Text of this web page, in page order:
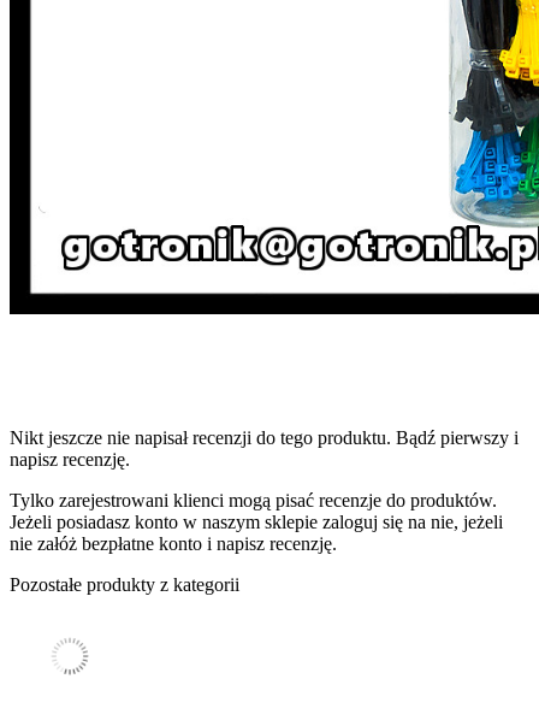
Nikt jeszcze nie napisał recenzji do tego produktu. Bądź pierwszy i
napisz recenzję.
Tylko zarejestrowani klienci mogą pisać recenzje do produktów.
Jeżeli posiadasz konto w naszym sklepie zaloguj się na nie, jeżeli
nie załóż bezpłatne konto i napisz recenzję.
Pozostałe produkty z kategorii